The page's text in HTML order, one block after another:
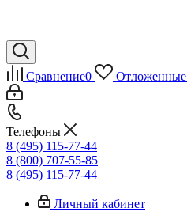
Сравнение0 Отложенные
Телефоны
8 (495) 115-77-44
8 (800) 707-55-85
8 (495) 115-77-44
Личный кабинет